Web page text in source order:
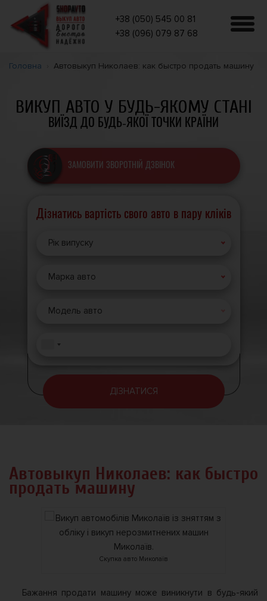
+38 (050) 545 00 81
+38 (096) 079 87 68
Головна Автовыкуп Николаев: как быстро продать машину
ВИКУП АВТО У БУДЬ-ЯКОМУ СТАНІ
ВИЇЗД ДО БУДЬ-ЯКОЇ ТОЧКИ КРАЇНИ
ЗАМОВИТИ ЗВОРОТНІЙ ДЗВІНОК
Дізнатись вартість свого авто в пару кліків
Рік випуску
Марка авто
Модель авто
ДІЗНАТИСЯ
Автовыкуп Николаев: как быстро
продать машину
Скупка авто Миколаїв
Бажання продати машину може виникнути в будь-який